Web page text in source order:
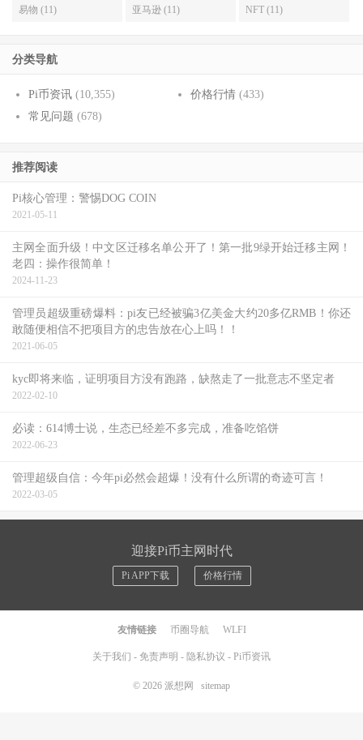
易物 (11) 亚马逊 (11) NFT (11)
分类导航
Pi币资讯 (10,355) 价格行情(433)
常见问题 (678)
推荐阅读
Pi核心管理：警惕DOG COIN
2021-05-11
主网全面升级！中文区迁移名单公开了！第一批9绿开始迁移主网！
老四：操作很简单！
2024-11-23
管理员超级重磅爆料：pi友已经被骗3亿美金大约20多亿RMB！你还
敢随便相信不把项目方的忠告放在心上吗！！
2021-06-05
kyc即将来临，证明项目方没有跑路，缺熬走了一批意志不坚定者
2022-02-10
必读：614博士说，生态已经差不多完成，准备吃馅饼
2022-06-23
管理超级自信：今年pi必然会超爆！没有什么所谓的奇迹可言！
2022-03-05
迎接Pi币主网时代
Pi APP下载 价格行情
友情链接 币圈导航 WLFI
关于我们 - 免责声明 - 隐私协议 - Pi币资讯
© 2026 派想网 sitemap